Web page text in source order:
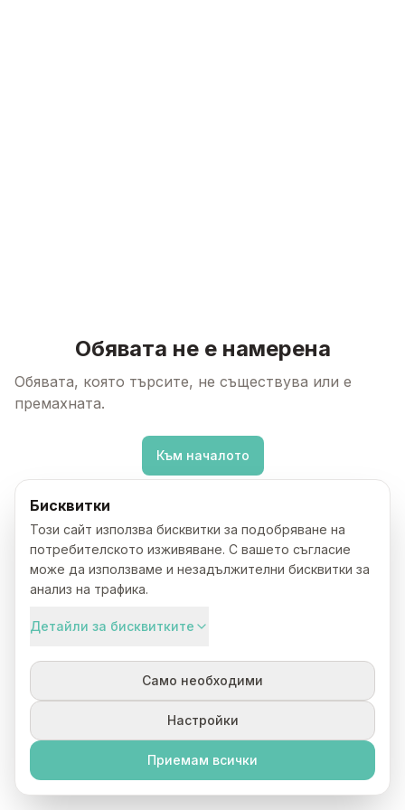
Обявата не е намерена
Обявата, която търсите, не съществува или е
премахната.
Към началото
Бисквитки
Този сайт използва бисквитки за подобряване на
потребителското изживяване. С вашето съгласие
може да използваме и незадължителни бисквитки за
анализ на трафика.
Детайли за бисквитките
Само необходими
Настройки
Приемам всички